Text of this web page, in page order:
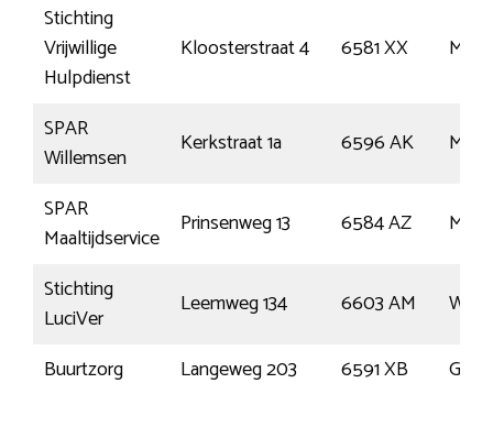
Stichting
Vrijwillige
Hulpdienst
Kloosterstraat 4 6581 XX
SPAR
Willemsen
Kerkstraat 1a 6596 AK
SPAR
Maaltijdservice
Prinsenweg 13 6584 AZ
Stichting
LuciVer
Leemweg 134 6603 AM
Buurtzorg
Langeweg 203 6591 XB